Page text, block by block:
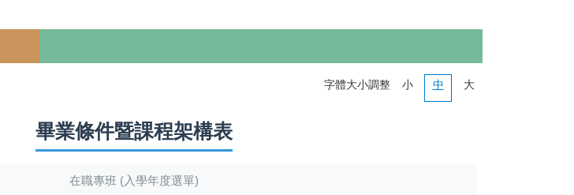
字體大小調整 小 中 大
畢業條件暨課程架構表
在職專班 (入學年度選單)